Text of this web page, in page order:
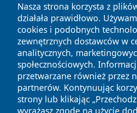
Nasza strona korzysta z
działała prawidłowo.
cookies i podobnych
zewnętrznych dostawców w
analitycznych,
społecznościowych.
przetwarzane również przez
partnerów. Kontynuując
strony lub klikając
wyrażasz zgodę na użycie
Copyright © 2026 wrotachorzowa.pl
zastrzeżone.
News Autorzy
Polityka
Prywatności